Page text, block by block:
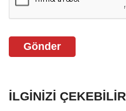
Gönder
İLGINIZI ÇEKEBILIR